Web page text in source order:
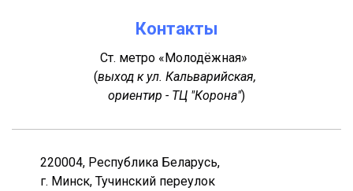
Контакты
Ст. метро «Молодёжная»
(выход к ул. Кальварийская,
ориентир - ТЦ "Корона")
220004, Республика Беларусь,
г. Минск, Тучинский переулок